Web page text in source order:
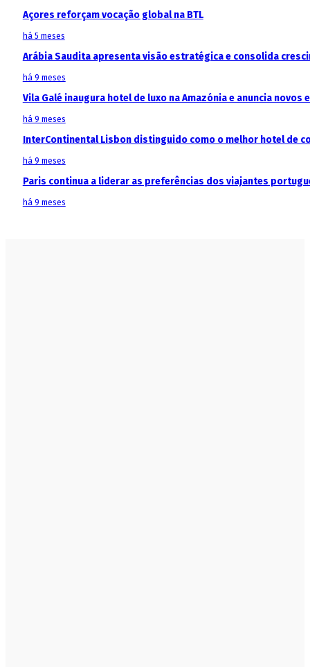
Açores reforçam vocação global na BTL
há 5 meses
Arábia Saudita apresenta visão estratégica e consolida
há 9 meses
Vila Galé inaugura hotel de luxo na Amazónia e anuncia
há 9 meses
InterContinental Lisbon distinguido como o melhor hotel de
há 9 meses
Paris continua a liderar as preferências dos viajantes
há 9 meses